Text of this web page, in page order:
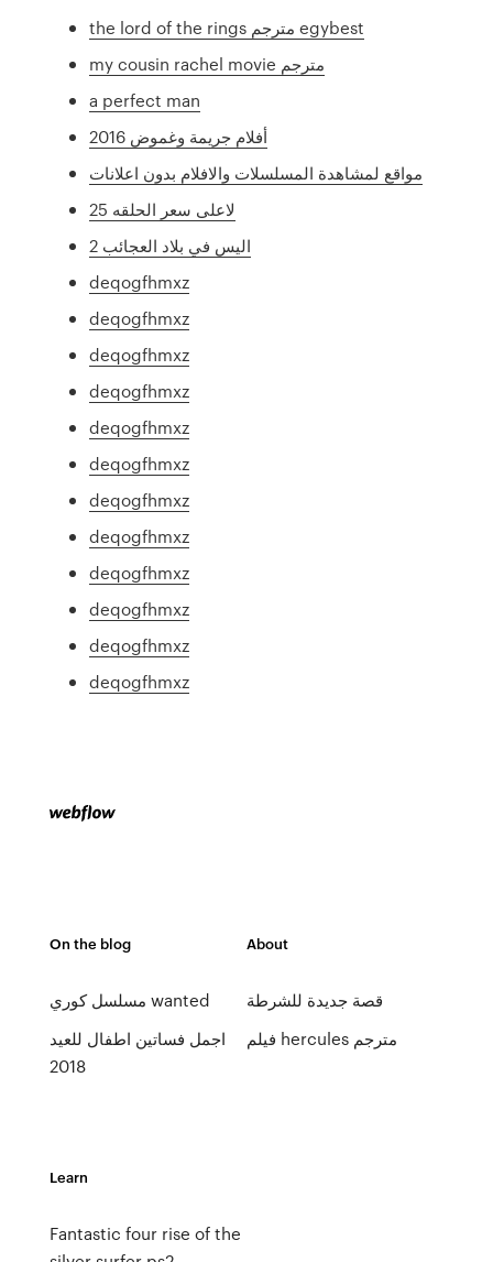
the lord of the rings مترجم egybest
my cousin rachel movie مترجم
a perfect man
أفلام جريمة وغموض 2016
مواقع لمشاهدة المسلسلات والافلام بدون اعلانات
لاعلى سعر الحلقه 25
اليس في بلاد العجائب 2
deqogfhmxz
deqogfhmxz
deqogfhmxz
deqogfhmxz
deqogfhmxz
deqogfhmxz
deqogfhmxz
deqogfhmxz
deqogfhmxz
deqogfhmxz
deqogfhmxz
deqogfhmxz
On the blog
مسلسل كوري wanted
اجمل فساتين اطفال للعيد
2018
About
قصة جديدة للشرطة
فيلم hercules مترجم
Learn
Fantastic four rise of the